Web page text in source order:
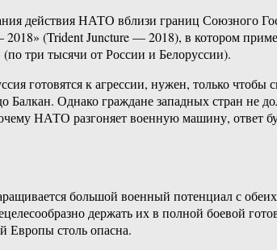
действия НАТО вблизи границ Союзного
(Trident Juncture — 2018), в котором
три тысячи от России и Белоруссии).
готовятся к агрессии, нужен, только
Однако граждане западных стран не
НАТО разгоняет военную машину, ответ
большой военный потенциал с
держать их в полной боевой
Европы столь опасна.